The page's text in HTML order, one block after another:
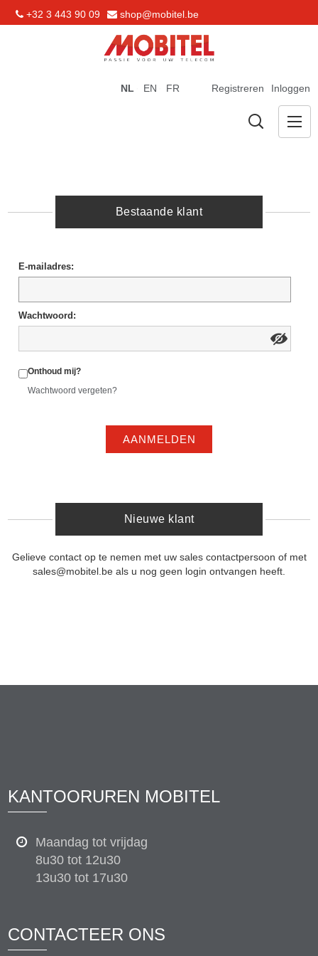
+32 3 443 90 09 shop@mobitel.be
Registreren Inloggen
NL EN FR
Bestaande klant
E-mailadres:
Wachtwoord:
Onthoud mij?
Wachtwoord vergeten?
AANMELDEN
Nieuwe klant
Gelieve contact op te nemen met uw sales contactpersoon of met
sales@mobitel.be als u nog geen login ontvangen heeft.
KANTOORUREN MOBITEL
Maandag tot vrijdag
8u30 tot 12u30
13u30 tot 17u30
CONTACTEER ONS